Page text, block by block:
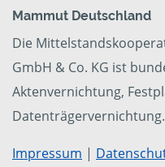
Mammut Deutschland
Die
GmbH & Co. KG ist
Aktenvernichtung,
Datenträgervernichtung.
Impressum |